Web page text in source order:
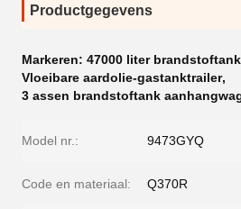
Productgegevens
Markeren: 47000 liter
Vloeibare aardolie-gastanktrailer,
3 assen brandstoftank
Model nr.: 9473GYQ
Code en materiaal: Q370R